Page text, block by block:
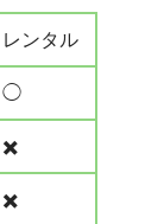
レンタル
◯
✖️
✖️